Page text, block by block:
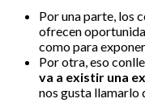
Por una parte, los
ofrecen
como para
Por otra, eso
va a existir una
nos gusta llamarlo